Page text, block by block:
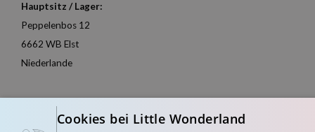
Hauptsitz / Lager:
Peppelenbos 12
6662 WB Elst
Niederlande
Cookies bei Little Wonderland